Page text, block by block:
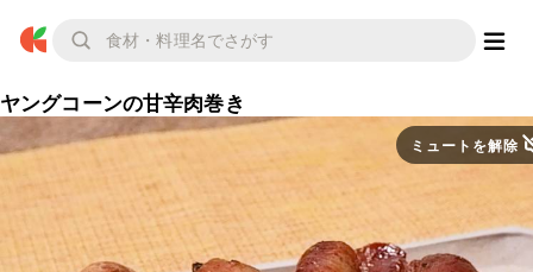
ヤングコーンの甘辛肉巻き
ミュートを解除